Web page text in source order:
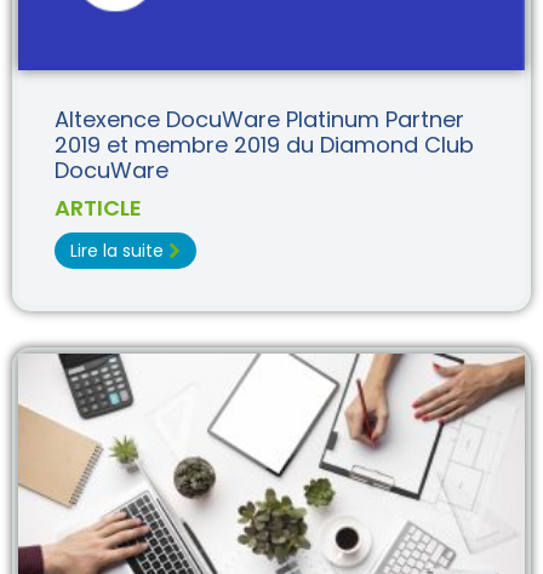
Altexence DocuWare Platinum Partner
2019 et membre 2019 du Diamond Club
DocuWare
ARTICLE
Lire la suite